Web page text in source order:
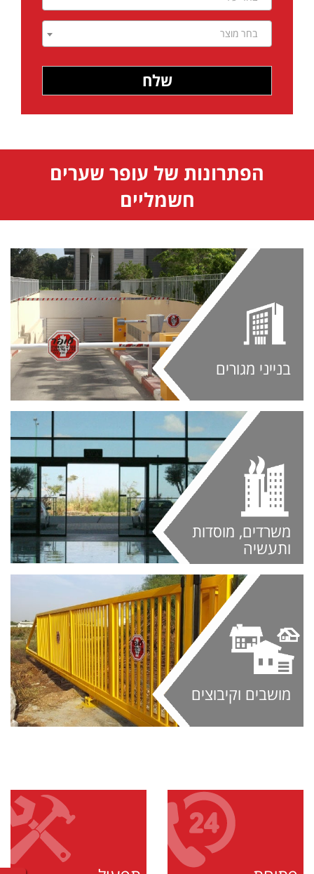
בחר מוצר
הפתרונות של עופר שערים
חשמליים
בנייני מגורים
משרדים, מוסדות
ותעשיה
מושבים וקיבוצים